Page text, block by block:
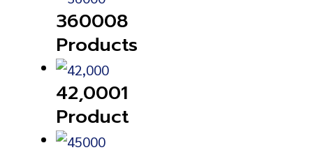
360008
Products
42,0001
Product